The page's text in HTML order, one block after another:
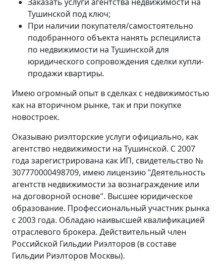
Тушинской под ключ;
При наличии покупателя/самостоятельно
подобранного объекта нанять рспецилиста
по недвижимости на Тушинской для
юридического сопровождения сделки купли-
продажи квартиры.
Имею огромный опыт в сделках с недвижимостью
как на вторичном рынке, так и при покупке
новостроек.
Оказываю риэлторские услуги официально, как
агентство недвижимости на Тушинской. С 2007
года зарегистрирована как ИП, свидетельство №
307770000498709, имею лицензию "Деятельность
агентств недвижимости за вознаграждение или
на договорной основе". Высшее юридическое
образование. Профессиональный участник рынка
с 2003 года. Обладаю наивысшей квалификацией
отраслевого брокера. Действительный член
Российской Гильдии Риэлторов (в составе
Гильдии Риэлторов Москвы).